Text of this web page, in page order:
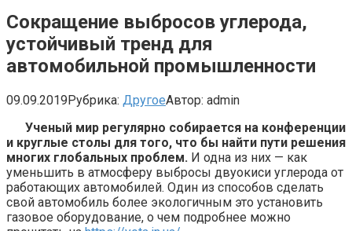
Сокращение выбросов углерода,
устойчивый тренд для
автомобильной промышленности
09.09.2019Рубрика: ДругоеАвтор: admin
Ученый мир регулярно собирается на конференции
и круглые столы для того, что бы найти пути решения
многих глобальных проблем. И одна из них — как
уменьшить в атмосферу выбросы двуокиси углерода от
работающих автомобилей. Один из способов сделать
свой автомобиль более экологичным это установить
газовое оборудование, о чем подробнее можно